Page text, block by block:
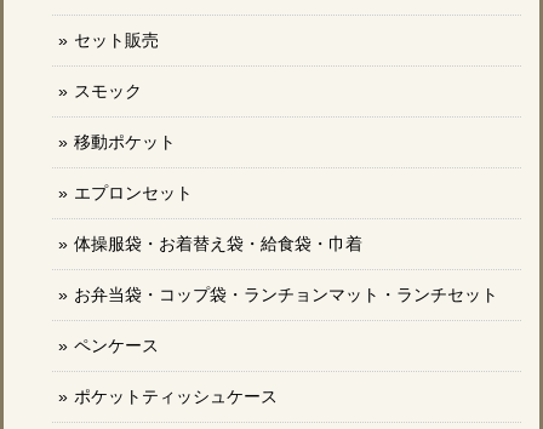
セット販売
スモック
移動ポケット
エプロンセット
体操服袋・お着替え袋・給食袋・巾着
お弁当袋・コップ袋・ランチョンマット・ランチセット
ペンケース
ポケットティッシュケース